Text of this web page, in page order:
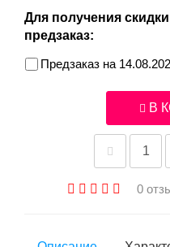
Для получения
предзаказ:
Предзаказ на
В
0